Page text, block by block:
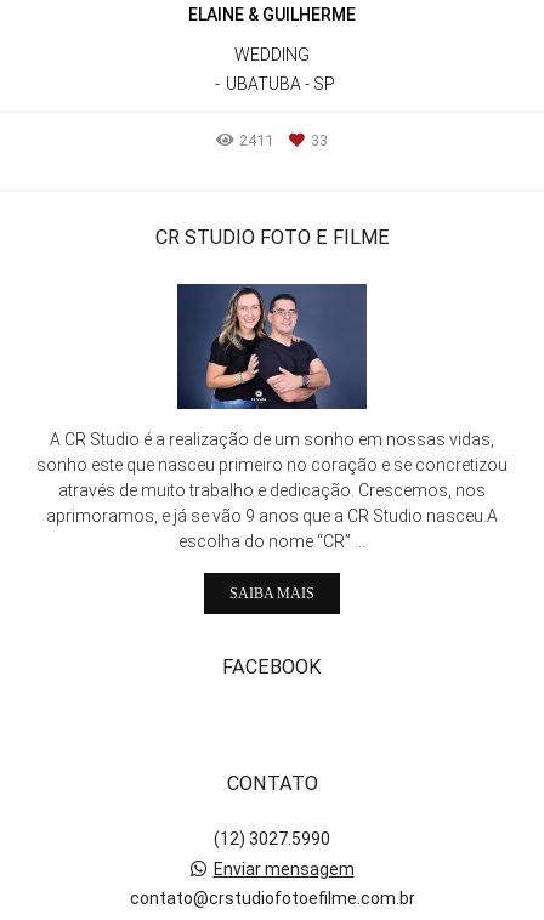
ELAINE & GUILHERME
WEDDING
UBATUBA - SP
2411 33
CR STUDIO FOTO E FILME
A CR Studio é a realização de um sonho em nossas vidas,
sonho este que nasceu primeiro no coração e se concretizou
através de muito trabalho e dedicação. Crescemos, nos
aprimoramos, e já se vão 9 anos que a CR Studio nasceu.A
escolha do nome “CR” ...
SAIBA MAIS
FACEBOOK
CONTATO
(12) 3027.5990
Enviar mensagem
contato@crstudiofotoefilme.com.br